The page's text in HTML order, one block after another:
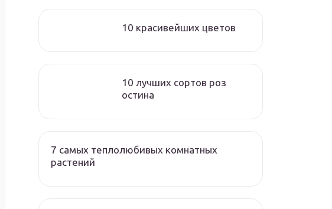
10 красивейших цветов
10 лучших сортов роз
остина
7 самых теплолюбивых комнатных
растений